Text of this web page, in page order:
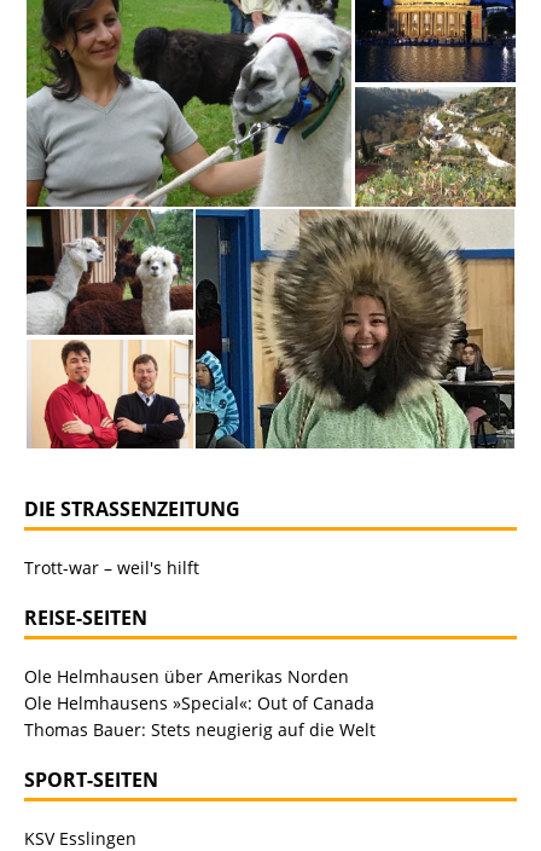
DIE STRASSENZEITUNG
Trott-war – weil's hilft
REISE-SEITEN
Ole Helmhausen über Amerikas Norden
Ole Helmhausens »Special«: Out of Canada
Thomas Bauer: Stets neugierig auf die Welt
SPORT-SEITEN
KSV Esslingen